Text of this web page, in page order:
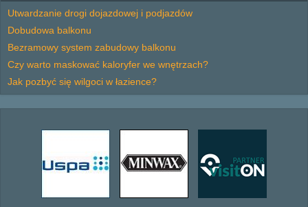
Utwardzanie drogi dojazdowej i podjazdów
Dobudowa balkonu
Bezramowy system zabudowy balkonu
Czy warto maskować kaloryfer we wnętrzach?
Jak pozbyć się wilgoci w łazience?